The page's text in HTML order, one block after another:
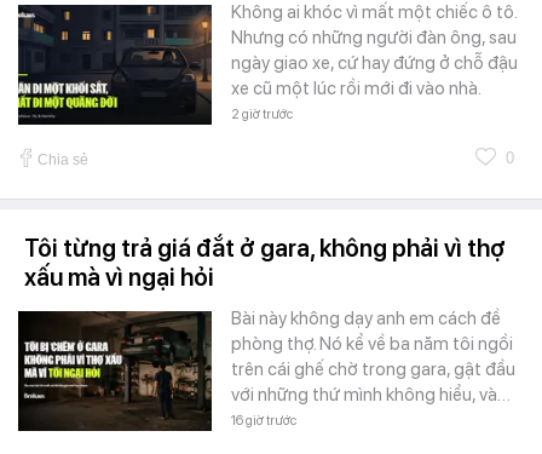
Không ai khóc vì mất một chiếc ô tô.
Nhưng có những người đàn ông, sau
ngày giao xe, cứ hay đứng ở chỗ đậu
xe cũ một lúc rồi mới đi vào nhà.
2 giờ trước
Chia sẻ 0
Tôi từng trả giá đắt ở gara, không phải vì thợ
xấu mà vì ngại hỏi
Bài này không dạy anh em cách đề
phòng thợ. Nó kể về ba năm tôi ngồi
trên cái ghế chờ trong gara, gật đầu
với những thứ mình không hiểu, và…
16 giờ trước